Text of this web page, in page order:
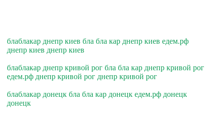
блаблакар днепр киев бла бла кар днепр киев едем.рф
днепр киев днепр киев
блаблакар днепр кривой рог бла бла кар днепр кривой рог
едем.рф днепр кривой рог днепр кривой рог
блаблакар донецк бла бла кар донецк едем.рф донецк
донецк